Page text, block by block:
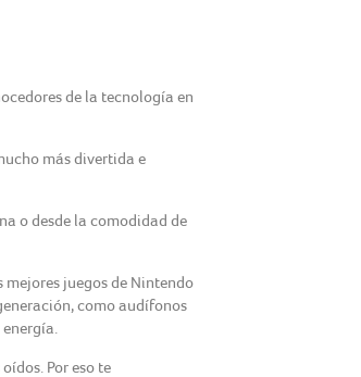
de la tecnología en
más divertida e
o desde la comodidad de
mejores juegos de Nintendo
como audífonos
Por eso te